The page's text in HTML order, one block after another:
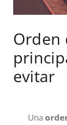
Orden
evitar
Una